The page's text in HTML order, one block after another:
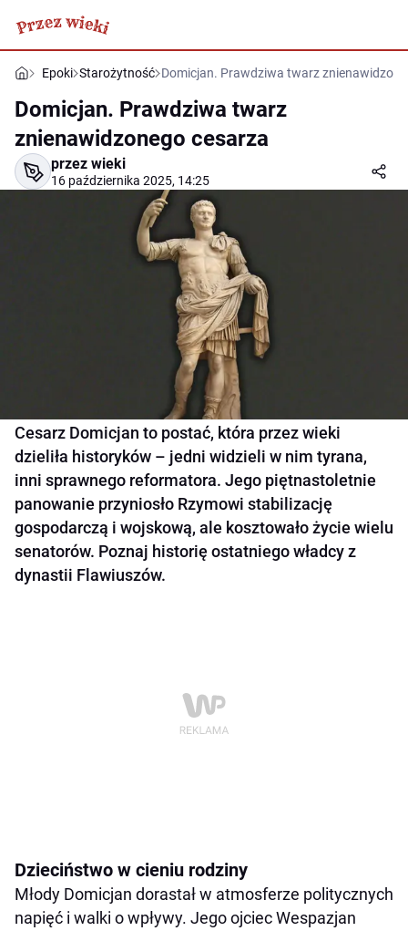
Epoki Starożytność Domicjan. Prawdziwa twarz
Domicjan. Prawdziwa twarz
znienawidzonego cesarza
przez wieki
16 października 2025, 14:25
Cesarz Domicjan to postać, która przez wieki
dzieliła historyków – jedni widzieli w nim tyrana,
inni sprawnego reformatora. Jego piętnastoletnie
panowanie przyniosło Rzymowi stabilizację
gospodarczą i wojskową, ale kosztowało życie wielu
senatorów. Poznaj historię ostatniego władcy z
dynastii Flawiuszów.
Dzieciństwo w cieniu rodziny
Młody Domicjan dorastał w atmosferze politycznych
napięć i walki o wpływy. Jego ojciec Wespazjan